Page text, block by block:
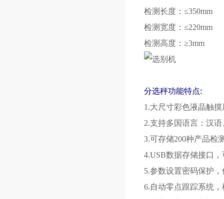
检测长度： ≤350mm
检测宽度： ≤220mm
检测高度： ≥3mm
分选秤功能特点:
1.大尺寸彩色液晶触
2.支持多国语言：汉
3.可存储200种产品检
4.USB数据存储接口
5.参数设置密码保护
6.自动零点跟踪系统